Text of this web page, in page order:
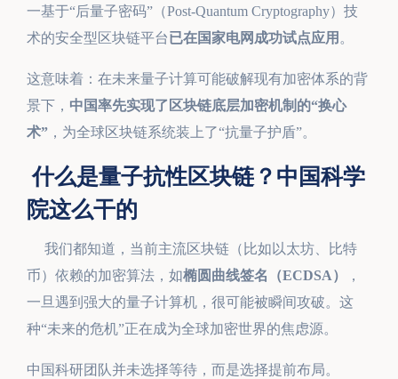
一基于“后量子密码”（Post-Quantum Cryptography）技
术的安全型区块链平台已在国家电网成功试点应用。
这意味着：在未来量子计算可能破解现有加密体系的背
景下， 中国率先实现了区块链底层加密机制的“换心
术” ，为全球区块链系统装上了“抗量子护盾”。
什么是量子抗性区块链？中国科学
院这么干的
我们都知道，当前主流区块链（比如以太坊、比特
币）依赖的加密算法，如椭圆曲线签名（ECDSA）
一旦遇到强大的量子计算机，很可能被瞬间攻破。这
种“未来的危机”正在成为全球加密世界的焦虑源。
中国科研团队并未选择等待，而是选择提前布局。